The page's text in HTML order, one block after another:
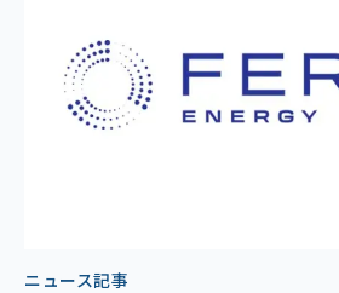
ニュース記事